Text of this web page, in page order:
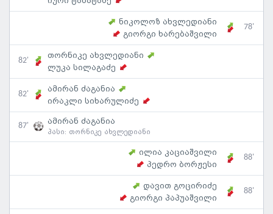
ნიკოლოზ ახვლედიანი
გიორგი ხარებაშვილი
78'
82'
თორნიკე ახვლედიანი
ლუკა სილაგაძე
82'
ამირან ძაგანია
ირაკლი სიხარულიძე
87' ამირან ძაგანია
პასი: თორნიკე ახვლედიანი
ილია კაციაშვილი
პედრო ბორჟესი
88'
დავით გოცირიძე
გიორგი პაპუაშვილი
88'